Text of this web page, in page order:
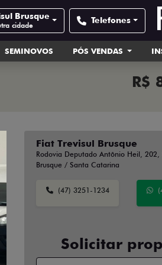
Brusque
cidade Telefones
SEMINOVOS PÓS VENDAS
R$
Fiat Trevisul Brusque
Rodovia Deputado Antônio Heil, 202,
Brusque / Santa Catarina
(47) 3251-1234
Solicitar